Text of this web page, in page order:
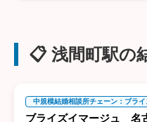
📋 浅間町駅の
中規模結婚相談所チェーン：ブライ
ブライズイマージュ 名